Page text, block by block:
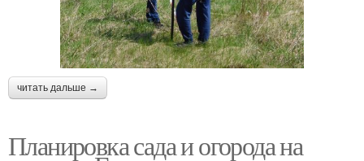
читать дальше →
Планировка сада и огорода на